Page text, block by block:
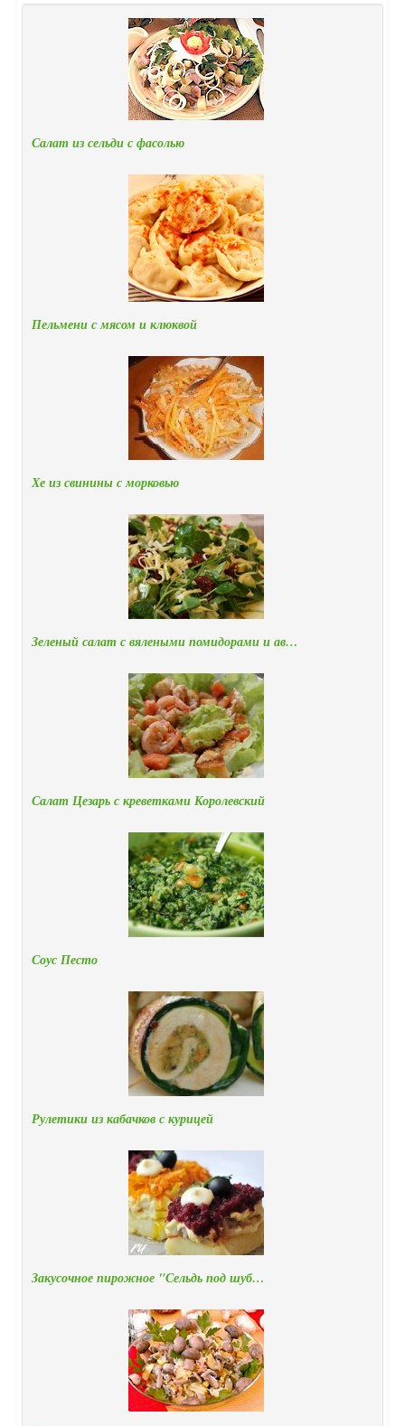
Салат из сельди с фасолью
Пельмени с мясом и клюквой
Хе из свинины с морковью
Зеленый салат с вялеными помидорами и ав…
Салат Цезарь с креветками Королевский
Соус Песто
Рулетики из кабачков с курицей
Закусочное пирожное "Сельдь под шуб…